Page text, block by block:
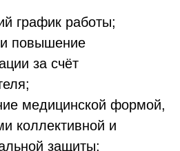
график работы;
повышение
за счёт
медицинской формой,
коллективной и
защиты;